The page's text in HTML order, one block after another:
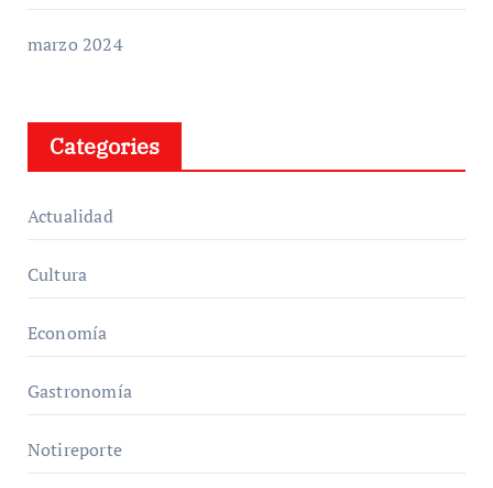
marzo 2024
Categories
Actualidad
Cultura
Economía
Gastronomía
Notireporte